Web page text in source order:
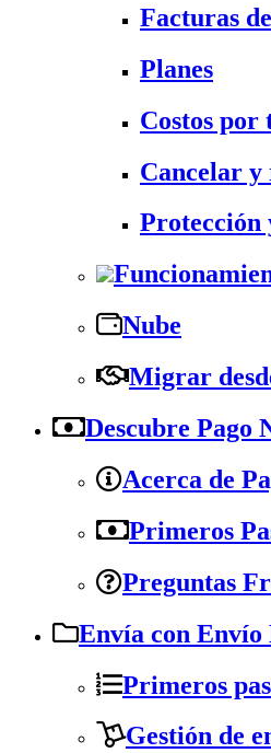
Facturas
Planes
Costos por
Cancelar
Protección
Nube
Migrar
Descubre Pago
Acerca de
Primeros
Preguntas
Envía con Envío
Primeros
Gestión de